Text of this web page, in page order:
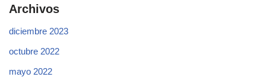
Archivos
diciembre 2023
octubre 2022
mayo 2022